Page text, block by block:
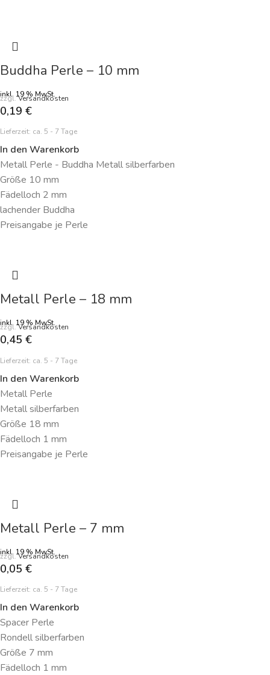
Buddha Perle – 10 mm
inkl. 19 % MwSt.
zzgl.Versandkosten
0,19 €
Lieferzeit: ca. 5 - 7 Tage
In den Warenkorb
Metall Perle - Buddha Metall silberfarben
Größe 10 mm
Fädelloch 2 mm
lachender Buddha
Preisangabe je Perle
Metall Perle – 18 mm
inkl. 19 % MwSt.
zzgl.Versandkosten
0,45 €
Lieferzeit: ca. 5 - 7 Tage
In den Warenkorb
Metall Perle
Metall silberfarben
Größe 18 mm
Fädelloch 1 mm
Preisangabe je Perle
Metall Perle – 7 mm
inkl. 19 % MwSt.
zzgl.Versandkosten
0,05 €
Lieferzeit: ca. 5 - 7 Tage
In den Warenkorb
Spacer Perle
Rondell silberfarben
Größe 7 mm
Fädelloch 1 mm